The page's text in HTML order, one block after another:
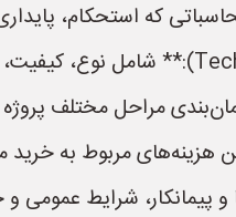
که استحکام،
پیمانکار، شرایط عمومی